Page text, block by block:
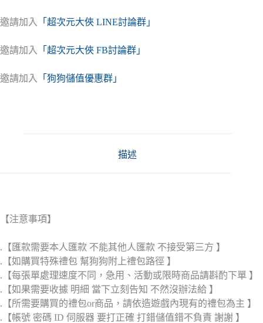
到
NT$10,000
邀請加入 「超次元大俠 LINE討論群」
邀請加入 「超次元大俠 FB討論群」
邀請加入 「狗狗儲值優惠群」
描述
【注意事項】
.【匯款需要本人匯款 不能其他人匯款 不接受第三方 】
.【如購買特殊禮包 幫狗狗附上禮包路徑 】
.【每張單處理速度不同，急用、活動或限時商品請斟酌下單 】
.【如果需要收據 明細 當下立刻告知 不然沒辦法給 】
.【所需要購買的禮包or商品，請依造遊戲內現有的禮包為主 】
.【帳號 密碼 ID 伺服器 要打正確 打錯儲值錯不負責 謝謝 】